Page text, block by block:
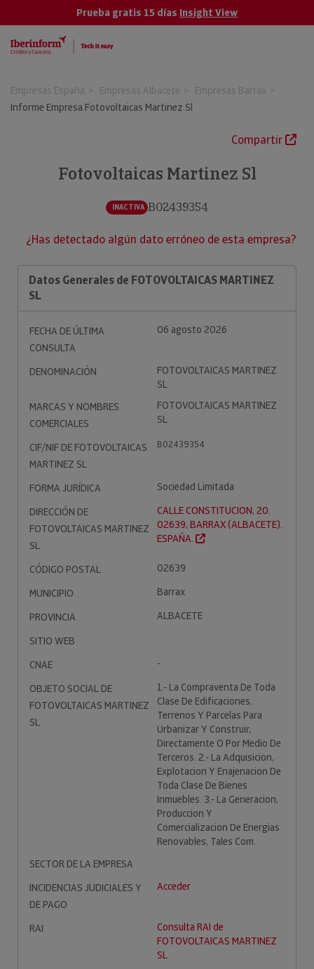
Prueba gratis 15 días Insight View
Empresas España Empresas Albacete
Empresas Barrax
Informe Empresa Fotovoltaicas Martinez Sl
Compartir
Fotovoltaicas Martinez Sl
INACTIVA B02439354
¿Has detectado algún dato erróneo de esta empresa?
Datos Generales de FOTOVOLTAICAS MARTINEZ
SL
FECHA DE ÚLTIMA
CONSULTA
06 agosto 2026
DENOMINACIÓN
FOTOVOLTAICAS MARTINEZ
SL
MARCAS Y NOMBRES
COMERCIALES
FOTOVOLTAICAS MARTINEZ
SL
CIF/NIF DE FOTOVOLTAICAS
MARTINEZ SL
B02439354
FORMA JURÍDICA
Sociedad Limitada
DIRECCIÓN DE
FOTOVOLTAICAS MARTINEZ
SL
CALLE CONSTITUCION, 20.
02639, BARRAX (ALBACETE).
ESPAÑA.
CÓDIGO POSTAL
02639
MUNICIPIO
Barrax
PROVINCIA
ALBACETE
SITIO WEB
CNAE
-
OBJETO SOCIAL DE
FOTOVOLTAICAS MARTINEZ
SL
1.- La Compraventa De Toda
Clase De Edificaciones,
Terrenos Y Parcelas Para
Urbanizar Y Construir,
Directamente O Por Medio De
Terceros. 2.- La Adquisicion,
Explotacion Y Enajenacion De
Toda Clase De Bienes
Inmuebles. 3.- La Generacion,
Produccion Y
Comercializacion De Energias
Renovables, Tales Com.
SECTOR DE LA EMPRESA
INCIDENCIAS JUDICIALES Y
DE PAGO
Acceder
RAI
Consulta RAI de
FOTOVOLTAICAS MARTINEZ
SL